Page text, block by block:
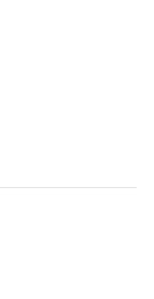
обновить
обуви в